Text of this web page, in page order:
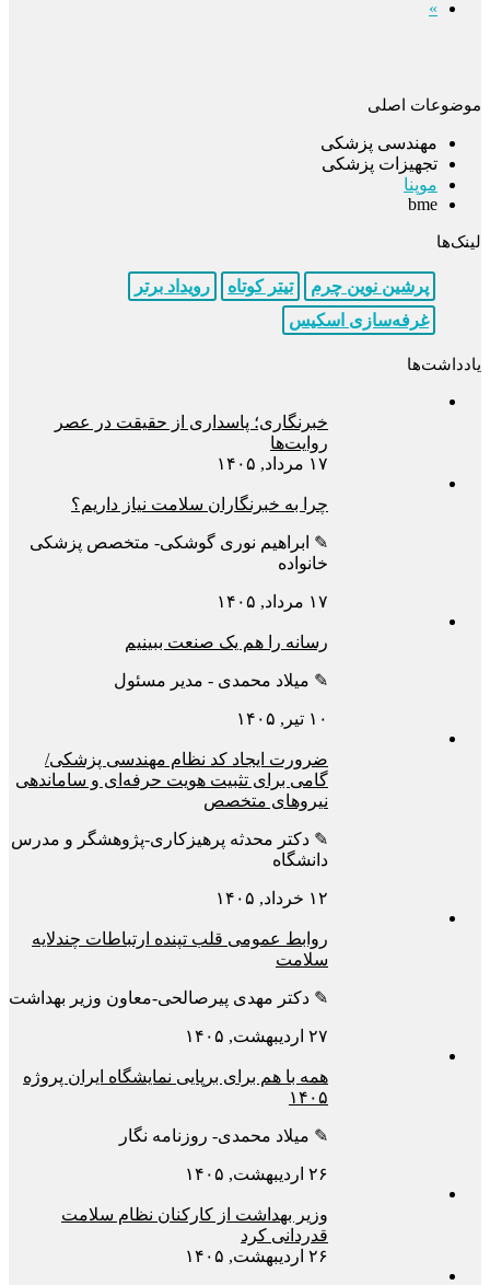
»
موضوعات اصلی
مهندسی پزشکی
تجهیزات پزشکی
موپنا
bme
لینک‌ها
پرشین نوین چرم تیتر کوتاه
رویداد برتر
غرفه‌سازی اسکیس
یادداشت‌ها
خبرنگاری؛ پاسداری از حقیقت در عصر
روایت‌ها
۱۷ مرداد, ۱۴۰۵
چرا به خبرنگاران سلامت نیاز داریم؟
✎ ابراهیم نوری گوشکی- متخصص پزشکی
خانواده
۱۷ مرداد, ۱۴۰۵
رسانه را هم یک صنعت ببینیم
✎ میلاد محمدی - مدیر مسئول
۱۰ تیر, ۱۴۰۵
ضرورت ایجاد کد نظام مهندسی پزشکی/
گامی برای تثبیت هویت حرفه‌ای و ساماندهی
نیروهای متخصص
✎ دکتر محدثه پرهیزکاری-پژوهشگر و مدرس
دانشگاه
۱۲ خرداد, ۱۴۰۵
روابط عمومی قلب تپنده ارتباطات چندلایه
سلامت
✎ دکتر مهدی پیرصالحی-معاون وزیر بهداشت
۲۷ اردیبهشت, ۱۴۰۵
همه با هم برای برپایی نمایشگاه ایران پروژه
۱۴۰۵
✎ میلاد محمدی- روزنامه نگار
۲۶ اردیبهشت, ۱۴۰۵
وزیر بهداشت از کارکنان نظام سلامت
قدردانی کرد
۲۶ اردیبهشت, ۱۴۰۵